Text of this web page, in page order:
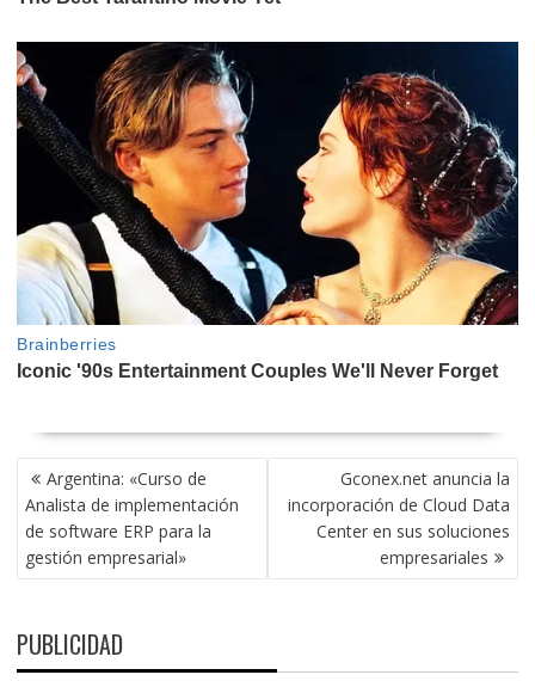
NAVEGACIÓN
DE
ENTRADAS
Argentina: «Curso de
Analista de implementación
de software ERP para la
gestión empresarial»
Gconex.net anuncia la
incorporación de Cloud Data
Center en sus soluciones
empresariales
PUBLICIDAD